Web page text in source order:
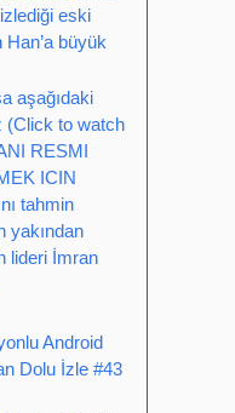
eski
büyük
aşağıdaki
(Click to watch
RESMI
ICIN
tahmin
yakından
lideri İmran
Android
Dolu İzle #43